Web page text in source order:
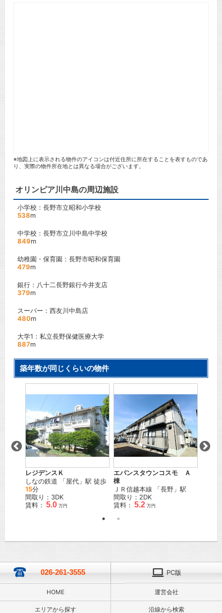
※地図上に表示される物件のアイコンは付近住所に所在することを表すものであ
り、実際の物件所在地とは異なる場合がございます。
オリンピア川中島の周辺施設
小学校：長野市立昭和小学校
538m
中学校：長野市立川中島中学校
849m
幼稚園・保育園：長野市昭和保育園
479m
銀行：八十二長野銀行今井支店
379m
スーパー：西友川中島店
480m
大学1：私立長野保健医療大学
887m
築年数が同じくらいの物件
レジデンスＫ
しなの鉄道 「屋代 」駅 徒歩
15分
間取り：3DK
賃料： 5.0 万円
エバンスタウンコスモ Ａ
棟
ＪＲ信越本線 「長野 」駅
間取り：2DK
賃料： 5.2 万円
026-261-3555 PC版
HOME 運営会社
エリアから探す 沿線から検索